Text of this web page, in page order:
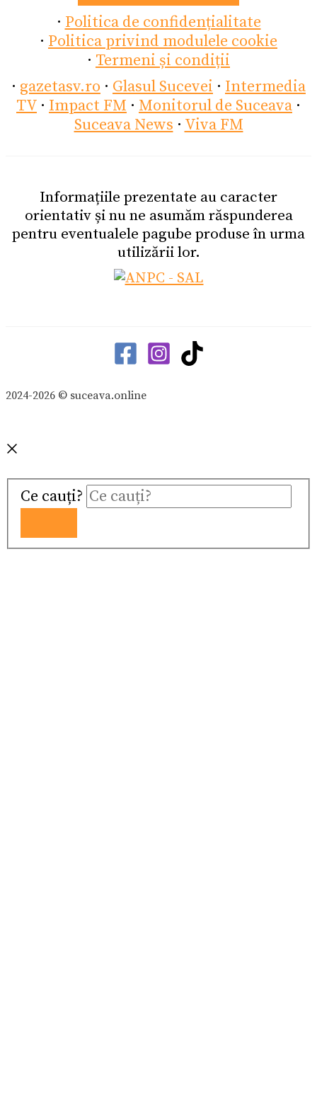
· Politica de confidențialitate
· Politica privind modulele cookie
· Termeni și condiții
· gazetasv.ro · Glasul Sucevei · Intermedia
TV · Impact FM · Monitorul de Suceava ·
Suceava News · Viva FM
Informațiile prezentate au caracter
orientativ și nu ne asumăm răspunderea
pentru eventualele pagube produse în urma
utilizării lor.
2024-2026 © suceava.online
Ce cauți?